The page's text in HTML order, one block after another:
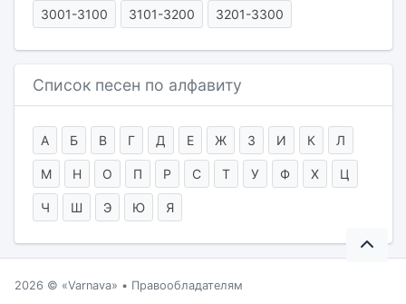
3001-3100 3101-3200 3201-3300
Список песен по алфавиту
А Б В Г Д Е Ж З И К Л
М Н О П Р С Т У Ф Х Ц
Ч Ш Э Ю Я
2026 © Varnava • Правообладателям